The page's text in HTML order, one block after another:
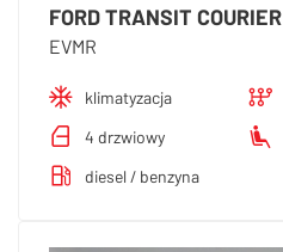
FORD TRANSIT COURIER
EVMR
klimatyzacja
4 drzwiowy
diesel / benzyna